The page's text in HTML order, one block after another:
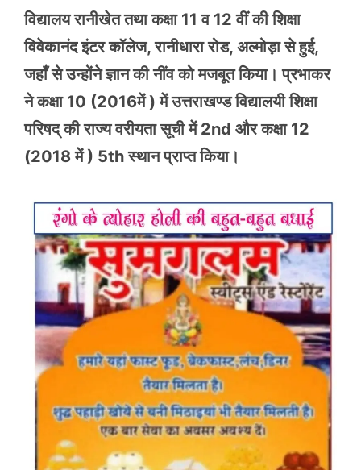
विद्यालय रानीखेत तथा कक्षा 11 व 12 वीं की शिक्षा
विवेकानंद इंटर कॉलेज, रानीधारा रोड, अल्मोड़ा से हुई,
जहाँ से उन्होंने ज्ञान की नींव को मजबूत किया। प्रभाकर
ने कक्षा 10 (2016में ) में उत्तराखण्ड विद्यालयी शिक्षा
परिषद् की राज्य वरीयता सूची में 2nd और कक्षा 12
(2018 में ) 5th स्थान प्राप्त किया।